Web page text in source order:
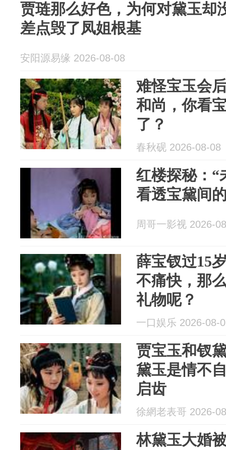
贾琏那么好色，为何对黛玉却
差点毁了凤姐根基
安阳源易缘 2026-08-08
难怪宝玉会
和尚，你看
了？
春秋砚 2026-08-08
红楼探秘：“
看透宝黛间
周哥一影视 2026-
薛宝钗过15
不痛快，那
礼物呢？
一口娱乐 2026-08-
贾宝玉和钗
黛玉是情不
启齿
徐網老表哥 2026-
林黛玉大婚